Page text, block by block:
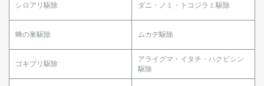
シロアリ駆除 ダニ・ノミ・トコジラミ駆除
蜂の巣駆除 ムカデ駆除
ゴキブリ駆除
アライグマ・イタチ・ハクビシン
駆除